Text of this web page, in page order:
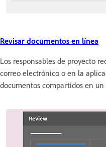
Revisar documentos en línea
Los responsables de proyecto
correo electrónico o en la
documentos compartidos en